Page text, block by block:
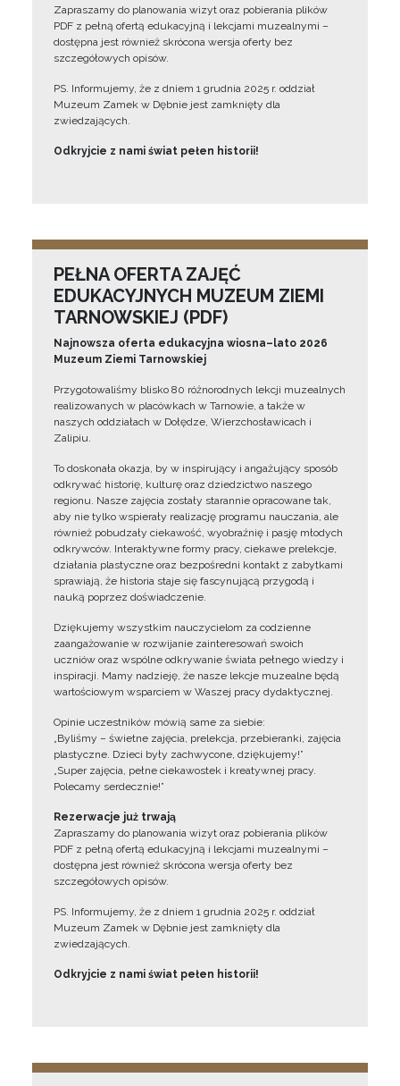
Zapraszamy do planowania wizyt oraz pobierania plików
PDF z pełną ofertą edukacyjną i lekcjami muzealnymi –
dostępna jest również skrócona wersja oferty bez
szczegółowych opisów.
PS. Informujemy, że z dniem 1 grudnia 2025 r. oddział
Muzeum Zamek w Dębnie jest zamknięty dla
zwiedzających.
Odkryjcie z nami świat pełen historii!
PEŁNA OFERTA ZAJĘĆ
EDUKACYJNYCH MUZEUM ZIEMI
TARNOWSKIEJ (PDF)
Najnowsza oferta edukacyjna wiosna–lato 2026
Muzeum Ziemi Tarnowskiej
Przygotowaliśmy blisko 80 różnorodnych lekcji muzealnych
realizowanych w placówkach w Tarnowie, a także w
naszych oddziałach w Dołędze, Wierzchosławicach i
Zalipiu.
To doskonała okazja, by w inspirujący i angażujący sposób
odkrywać historię, kulturę oraz dziedzictwo naszego
regionu. Nasze zajęcia zostały starannie opracowane tak,
aby nie tylko wspierały realizację programu nauczania, ale
również pobudzały ciekawość, wyobraźnię i pasję młodych
odkrywców. Interaktywne formy pracy, ciekawe prelekcje,
działania plastyczne oraz bezpośredni kontakt z zabytkami
sprawiają, że historia staje się fascynującą przygodą i
nauką poprzez doświadczenie.
Dziękujemy wszystkim nauczycielom za codzienne
zaangażowanie w rozwijanie zainteresowań swoich
uczniów oraz wspólne odkrywanie świata pełnego wiedzy i
inspiracji. Mamy nadzieję, że nasze lekcje muzealne będą
wartościowym wsparciem w Waszej pracy dydaktycznej.
Opinie uczestników mówią same za siebie:
„Byliśmy – świetne zajęcia, prelekcja, przebieranki, zajęcia
plastyczne. Dzieci były zachwycone, dziękujemy!”
„Super zajęcia, pełne ciekawostek i kreatywnej pracy.
Polecamy serdecznie!”
Rezerwacje już trwają
Zapraszamy do planowania wizyt oraz pobierania plików
PDF z pełną ofertą edukacyjną i lekcjami muzealnymi –
dostępna jest również skrócona wersja oferty bez
szczegółowych opisów.
PS. Informujemy, że z dniem 1 grudnia 2025 r. oddział
Muzeum Zamek w Dębnie jest zamknięty dla
zwiedzających.
Odkryjcie z nami świat pełen historii!